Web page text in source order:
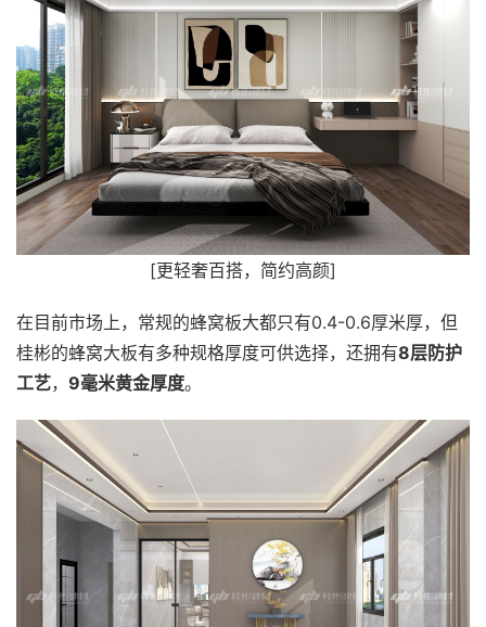
[更轻奢百搭，简约高颜]
在目前市场上，常规的蜂窝板大都只有0.4-0.6厚米厚，但
桂彬的蜂窝大板有多种规格厚度可供选择，还拥有8层防护
工艺， 9毫米黄金厚度。